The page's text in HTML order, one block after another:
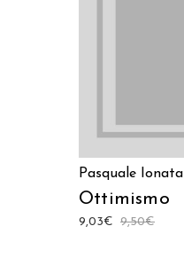
Pasquale Ionata
Ottimismo
9,50€
9,03€